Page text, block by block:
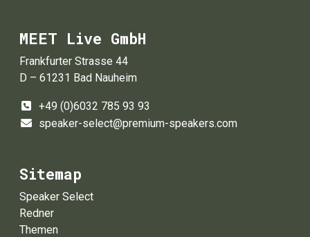
MEET Live GmbH
Frankfurter Strasse 44
D – 61231 Bad Nauheim
+49 (0)6032 785 93 93
speaker-select@premium-speakers.com
Sitemap
Speaker Select
Redner
Themen